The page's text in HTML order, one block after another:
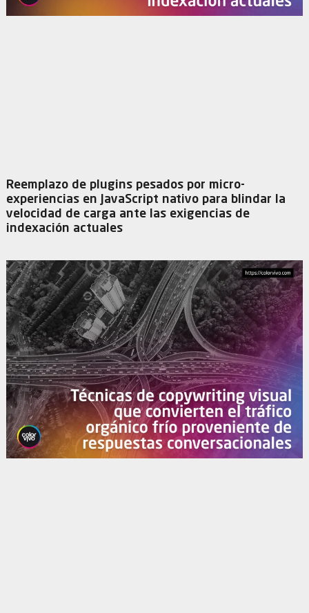
Reemplazo de plugins pesados por micro-
experiencias en JavaScript nativo para blindar la
velocidad de carga ante las exigencias de
indexación actuales